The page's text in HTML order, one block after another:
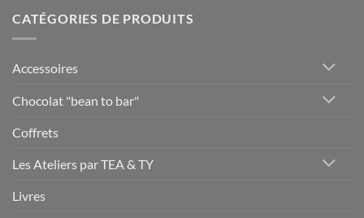
CATÉGORIES DE PRODUITS
Accessoires
Chocolat "bean to bar"
Coffrets
Les Ateliers par TEA & TY
Livres